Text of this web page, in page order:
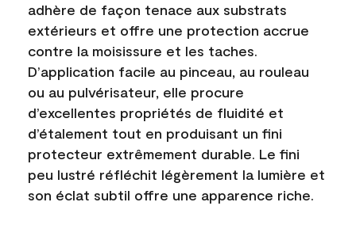
adhère de façon tenace aux substrats
extérieurs et offre une protection accrue
contre la moisissure et les taches.
D’application facile au pinceau, au rouleau
ou au pulvérisateur, elle procure
d’excellentes propriétés de fluidité et
d’étalement tout en produisant un fini
protecteur extrêmement durable. Le fini
peu lustré réfléchit légèrement la lumière et
son éclat subtil offre une apparence riche.